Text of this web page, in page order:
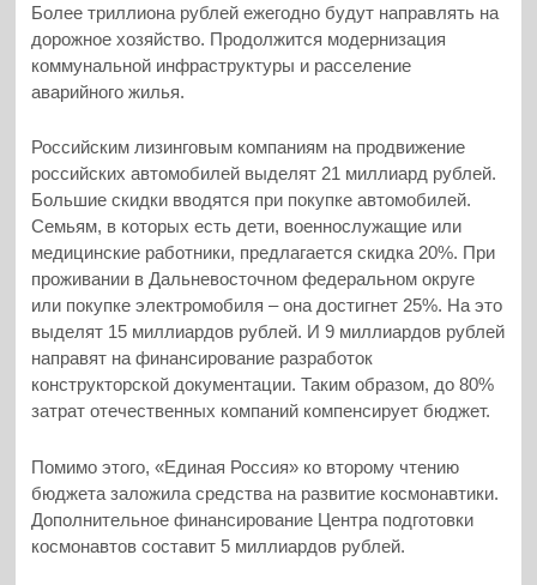
Более триллиона рублей ежегодно будут направлять на
дорожное хозяйство. Продолжится модернизация
коммунальной инфраструктуры и расселение
аварийного жилья.
Российским лизинговым компаниям на продвижение
российских автомобилей выделят 21 миллиард рублей.
Большие скидки вводятся при покупке автомобилей.
Семьям, в которых есть дети, военнослужащие или
медицинские работники, предлагается скидка 20%. При
проживании в Дальневосточном федеральном округе
или покупке электромобиля – она достигнет 25%. На это
выделят 15 миллиардов рублей. И 9 миллиардов рублей
направят на финансирование разработок
конструкторской документации. Таким образом, до 80%
затрат отечественных компаний компенсирует бюджет.
Помимо этого, «Единая Россия» ко второму чтению
бюджета заложила средства на развитие космонавтики.
Дополнительное финансирование Центра подготовки
космонавтов составит 5 миллиардов рублей.